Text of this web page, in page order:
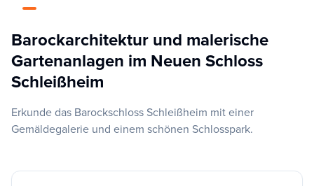
Barockarchitektur und malerische
Gartenanlagen im Neuen Schloss
Schleißheim
Erkunde das Barockschloss Schleißheim mit einer
Gemäldegalerie und einem schönen Schlosspark.